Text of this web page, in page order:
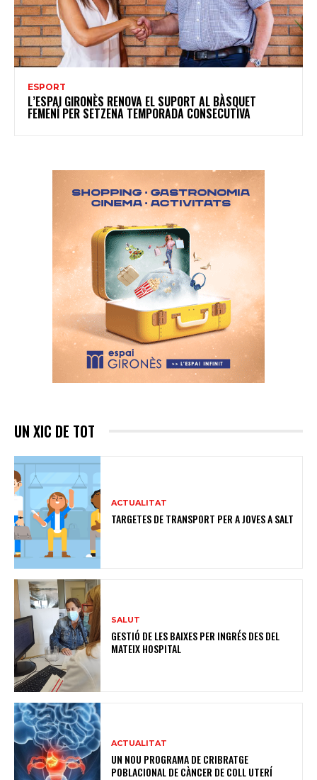
ESPORT
L’ESPAI GIRONÈS RENOVA EL SUPORT AL BÀSQUET
FEMENÍ PER SETZENA TEMPORADA CONSECUTIVA
UN XIC DE TOT
ACTUALITAT
TARGETES DE TRANSPORT PER A JOVES A SALT
SALUT
GESTIÓ DE LES BAIXES PER INGRÉS DES DEL
MATEIX HOSPITAL
ACTUALITAT
UN NOU PROGRAMA DE CRIBRATGE
POBLACIONAL DE CÀNCER DE COLL UTERÍ